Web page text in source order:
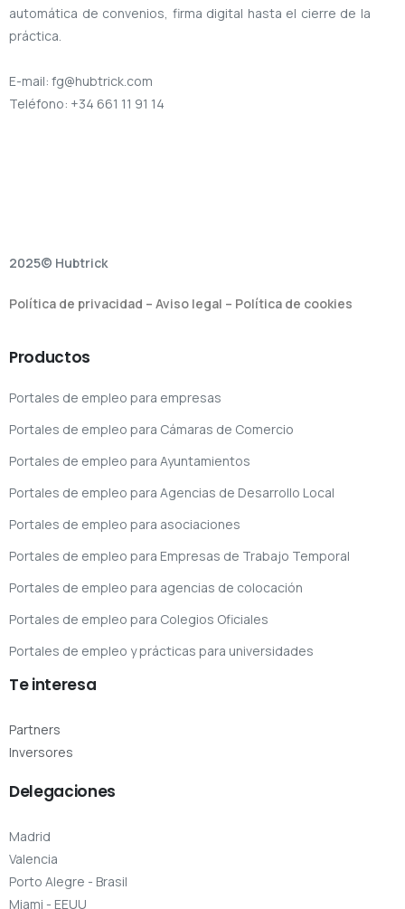
automática de convenios, firma digital hasta el cierre de la
práctica.
E-mail: fg@hubtrick.com
Teléfono: +34 661 11 91 14
2025© Hubtrick
Política de privacidad – Aviso legal – Política de cookies
Productos
Portales de empleo para empresas
Portales de empleo para Cámaras de Comercio
Portales de empleo para Ayuntamientos
Portales de empleo para Agencias de Desarrollo Local
Portales de empleo para asociaciones
Portales de empleo para Empresas de Trabajo Temporal
Portales de empleo para agencias de colocación
Portales de empleo para Colegios Oficiales
Portales de empleo y prácticas para universidades
Teinteresa
Partners
Inversores
Delegaciones
Madrid
Valencia
Porto Alegre - Brasil
Miami - EEUU